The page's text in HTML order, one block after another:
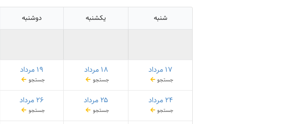
شنبه یکشنبه دوشنبه
۱۷ مرداد
جستجو
۱۸ مرداد
جستجو
۱۹ مرداد
جستجو
۲۴ مرداد
جستجو
۲۵ مرداد
جستجو
۲۶ مرداد
جستجو